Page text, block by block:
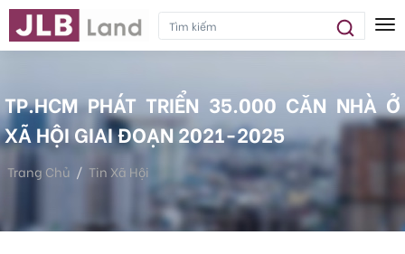
TP.HCM PHÁT TRIỂN 35.000 CĂN NHÀ Ở
XÃ HỘI GIAI ĐOẠN 2021-2025
Trang Chủ
Tin Xã Hội
TP.HCM Phát Triển 35.000 Căn Nhà Ở Xã Hội Giai Đoạn 2021-